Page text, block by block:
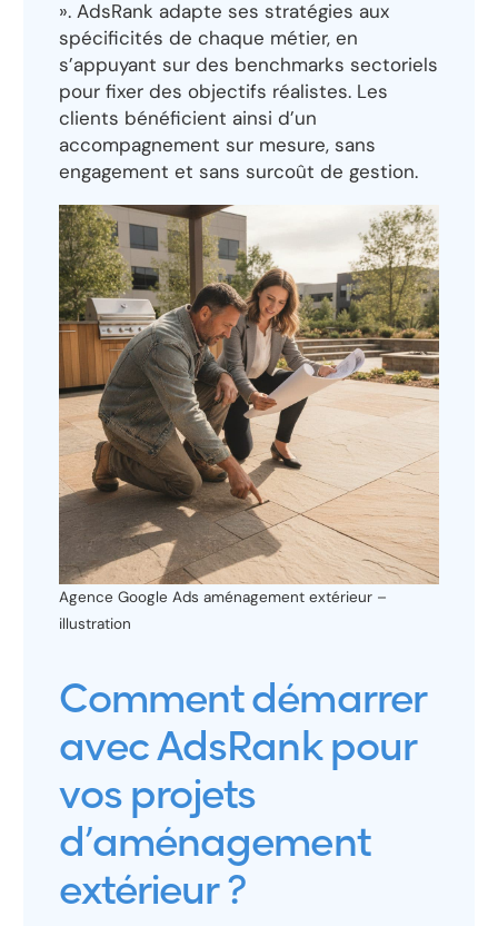
». AdsRank adapte ses stratégies aux
spécificités de chaque métier, en
s’appuyant sur des benchmarks sectoriels
pour fixer des objectifs réalistes. Les
clients bénéficient ainsi d’un
accompagnement sur mesure, sans
engagement et sans surcoût de gestion.
Agence Google Ads aménagement extérieur –
illustration
Comment démarrer
avec AdsRank pour
vos projets
d’aménagement
extérieur ?